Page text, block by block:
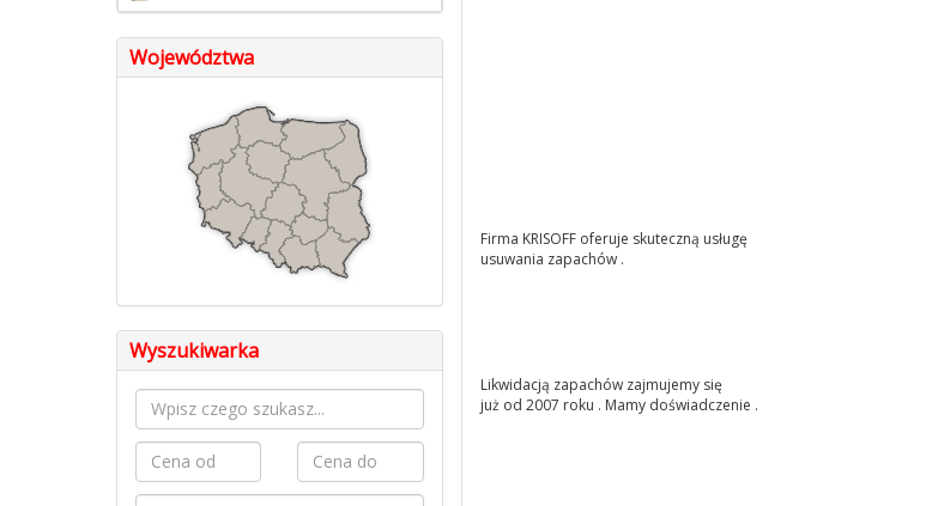
Województwa
Wyszukiwarka
Firma KRISOFF oferuje skuteczną usługę
usuwania zapachów .
Likwidacją zapachów zajmujemy się
już od 2007 roku . Mamy doświadczenie .